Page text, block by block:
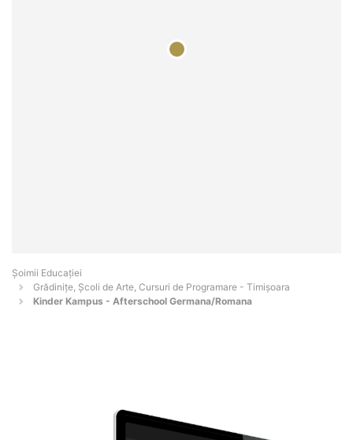
Șoimii Educației
Grădinițe, Școli de Arte, Cursuri de Programare - Timişoara
Kinder Kampus - Afterschool Germana/Romana